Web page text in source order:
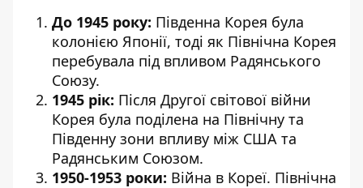
До 1945 року: Південна Корея була
колонією Японії, тоді як Північна Корея
перебувала під впливом Радянського
Союзу.
1945 рік: Після Другої світової війни
Корея була поділена на Північну та
Південну зони впливу між США та
Радянським Союзом.
1950-1953 роки: Війна в Кореї. Північна